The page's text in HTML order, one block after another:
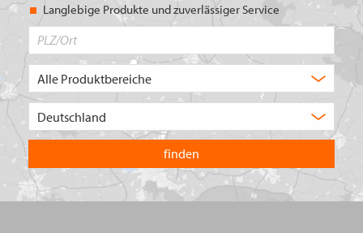
Langlebige Produkte und zuverlässiger Service
in
welchem
Land
Sie
suchen